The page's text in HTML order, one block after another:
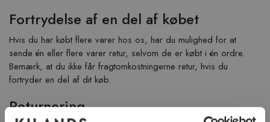
Fortrydelse af en del af købet
Hvis du har købt flere varer hos os, har du mulighed for at
sende én eller flere varer retur, selvom de er købt i én ordre.
Bemærk, at du ikke får fragtomkostningerne retur, hvis du
fortryder en del af dit køb.
Returnering